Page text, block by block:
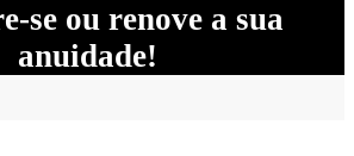
se ou renove a sua
anuidade!